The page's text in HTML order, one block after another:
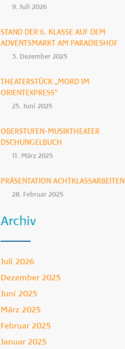
9. Juli 2026
STAND DER 6. KLASSE AUF DEM
ADVENTSMARKT AM PARADIESHOF
3. Dezember 2025
THEATERSTÜCK „MORD IM
ORIENTEXPRESS“
25. Juni 2025
OBERSTUFEN-MUSIKTHEATER
DSCHUNGELBUCH
11. März 2025
PRÄSENTATION ACHTKLASSARBEITEN
28. Februar 2025
Archiv
Juli 2026
Dezember 2025
Juni 2025
März 2025
Februar 2025
Januar 2025